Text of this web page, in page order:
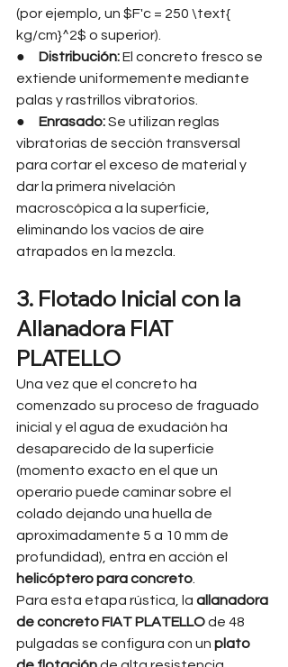
(por ejemplo, un $F'c = 250 \text{
kg/cm}^2$ o superior).
● Distribución: El concreto fresco se
extiende uniformemente mediante
palas y rastrillos vibratorios.
● Enrasado: Se utilizan reglas
vibratorias de sección transversal
para cortar el exceso de material y
dar la primera nivelación
macroscópica a la superficie,
eliminando los vacíos de aire
atrapados en la mezcla.
3. Flotado Inicial con la
Allanadora FIAT
PLATELLO
Una vez que el concreto ha
comenzado su proceso de fraguado
inicial y el agua de exudación ha
desaparecido de la superficie
(momento exacto en el que un
operario puede caminar sobre el
colado dejando una huella de
aproximadamente 5 a 10 mm de
profundidad), entra en acción el
helicóptero para concreto
Para esta etapa rústica, la allanadora
de concreto FIAT PLATELLO de 48
pulgadas se configura con un plato